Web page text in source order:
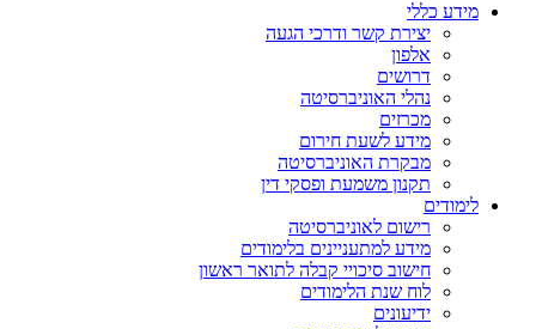
מידע כללי
יצירת קשר ודרכי הגעה
אלפון
דרושים
נהלי האוניברסיטה
מכרזים
מידע לשעת חירום
מבקרת האוניברסיטה
תקנון משמעת ופסקי דין
לימודים
רישום לאוניברסיטה
מידע למתעניינים בלימודים
חישוב סיכויי קבלה לתואר ראשון
לוח שנת הלימודים
ידיעונים